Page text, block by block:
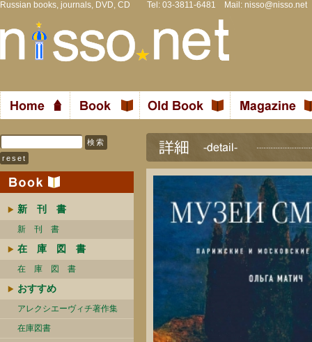
Russian books, journals, DVD, CD Tel: 03-3811-6481 Mail: nisso@nisso.net
新 刊 書
新 刊 書
在 庫 図 書
在 庫 図 書
おすすめ
アレクシエーヴィチ著作集
在庫図書